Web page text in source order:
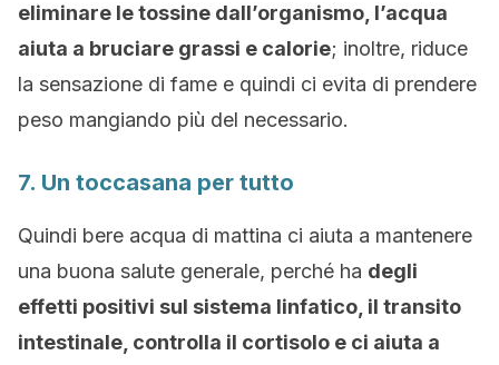
eliminare le tossine dall’organismo, l’acqua
aiuta a bruciare grassi e calorie; inoltre, riduce
la sensazione di fame e quindi ci evita di prendere
peso mangiando più del necessario.
7. Un toccasana per tutto
Quindi bere acqua di mattina ci aiuta a mantenere
una buona salute generale, perché ha degli
effetti positivi sul sistema linfatico, il transito
intestinale, controlla il cortisolo e ci aiuta a